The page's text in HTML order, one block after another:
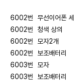
6002번 무선이어폰
6002번 청색 상의
6002번 모자2개
6002번 보조배터리
6003번 모자
6003번 보조배터리